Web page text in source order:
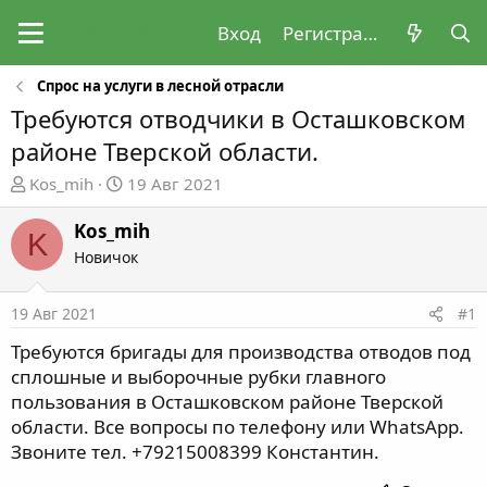
Вход Регистрация
Спрос на услуги в лесной отрасли
Требуются отводчики в Осташковском
районе Тверской области.
А
в
т
о
р
е
ы
Kos_mih
Д
а
т
а
а
л
а
19 Авг 2021
K Kos_mih
Новичок
19 Авг 2021 #1
Требуются бригады для производства отводов под
сплошные и выборочные рубки главного
пользования в Осташковском районе Тверской
области. Все вопросы по телефону или WhatsApp.
Звоните тел. +79215008399 Константин.